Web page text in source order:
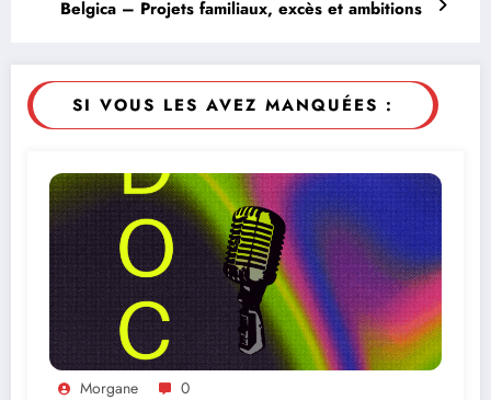
Belgica – Projets familiaux, excès et ambitions
SI VOUS LES AVEZ MANQUÉES :
Morgane 0